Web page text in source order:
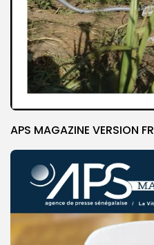
APS MAGAZINE VERSION FR